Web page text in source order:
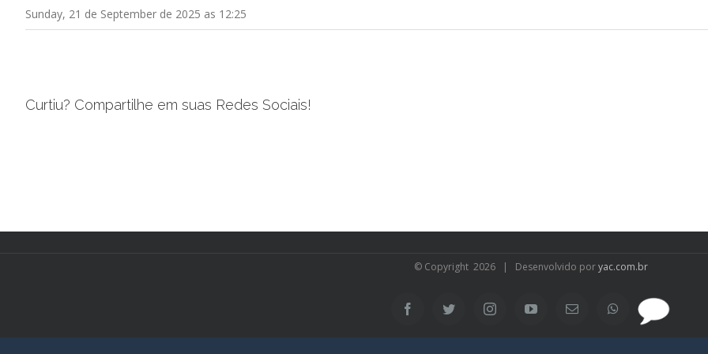
Sunday, 21 de September de 2025 as 12:25
Curtiu? Compartilhe em suas Redes Sociais!
© Copyright 2026 | Desenvolvido poryac.com.br
FacebookTwitter InstagramYouTubeEmail WhatsApp
SAC